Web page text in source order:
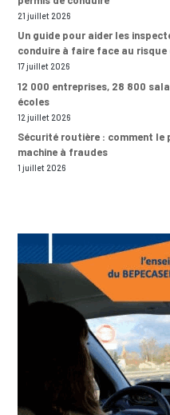
21 juillet 2026
Un guide pour aider les
conduire à faire face au risque
17 juillet 2026
12 000 entreprises, 28 800
écoles
12 juillet 2026
Sécurité routière : comment le
machine à fraudes
1 juillet 2026